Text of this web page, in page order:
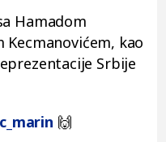
Hamadom
kao
Srbije
🙌